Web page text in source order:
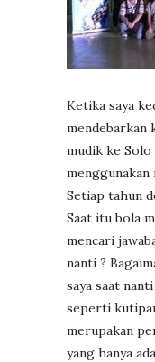
Ketika saya
mendebarkan
mudik ke Solo
Setiap tahun
Saat itu bola
mencari
nanti ?
saya saat
seperti
merupakan
yang hanya